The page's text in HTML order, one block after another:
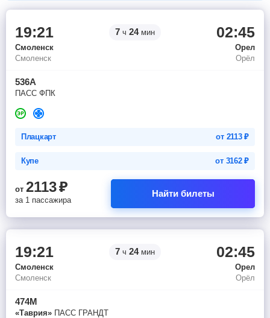
19:21 7 ч 24мин 02:45
Смоленск
Орел
Смоленск
Орёл
536А
ПАСС ФПК
Плацкарт от 2113₽
Купе от 3162₽
от 2113₽
за 1 пассажира
Найти билеты
19:21 7 ч 24мин 02:45
Смоленск
Орел
Смоленск
Орёл
474М
«Таврия» ПАСС ГРАНДТ